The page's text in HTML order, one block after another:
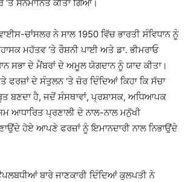
‘ਤੇ ਸਨਮਾਨਿਤ ਕੀਤਾ ਗਿਆ।
ਚਾਂਸਲਰ ਨੇ ਸਾਲ 1950 ਵਿੱਚ ਭਾਰਤੀ ਸੰਵਿਧਾਨ ਨੂੰ
ਮਹੱਤਵ ‘ਤੇ ਰੌਸ਼ਨੀ ਪਾਈ ਅਤੇ ਡਾ. ਭੀਮਰਾਓ
ਸਭਾ ਦੇ ਮੈਂਬਰਾਂ ਦੇ ਅਮੂਲ ਯੋਗਦਾਨ ਨੂੰ ਯਾਦ ਕੀਤਾ।
ਫਰਜ਼ਾਂ ਦੇ ਸੰਤੁਲਨ ‘ਤੇ ਜ਼ੋਰ ਦਿੰਦਿਆਂ ਕਿਹਾ ਕਿ ਸੱਚਾ
ਬਣਦਾ ਹੈ, ਜਦੋਂ ਸੰਸਥਾਵਾਂ, ਪ੍ਰਸ਼ਾਸਕ, ਅਧਿਆਪਕ
ਆਧਾਰਿਤ ਪ੍ਰਣਾਲੀ ਦੇ ਨਾਲ-ਨਾਲ ਮਨੁੱਖੀ
ਹੋਏ ਆਪਣੇ ਫਰਜ਼ਾਂ ਨੂੰ ਇਮਾਨਦਾਰੀ ਨਾਲ ਨਿਭਾਉਂਦੇ
ਬਾਰੇ ਜਾਣਕਾਰੀ ਦਿੰਦਿਆਂ ਕੁਲਪਤੀ ਨੇ